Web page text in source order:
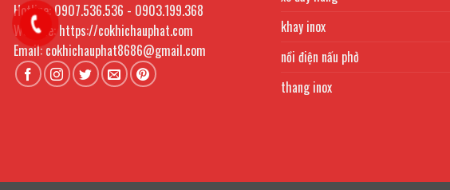
Hotline: 0907.536.536 - 0903.199.368
Website: https://cokhichauphat.com
Email: cokhichauphat8686@gmail.com
khay inox
nồi điện nấu phở
thang inox